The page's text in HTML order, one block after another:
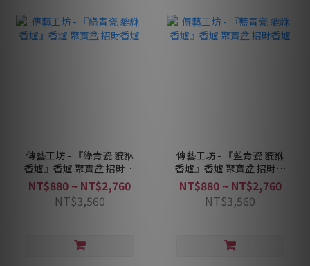
傳藝工坊 - 『綠青瓷 貔貅
香爐』香爐 聚寶盆 招財香
爐
NT$880 ~ NT$2,760
NT$3,560
傳藝工坊 - 『藍青瓷 貔貅
香爐』香爐 聚寶盆 招財香
爐
NT$880 ~ NT$2,760
NT$3,560